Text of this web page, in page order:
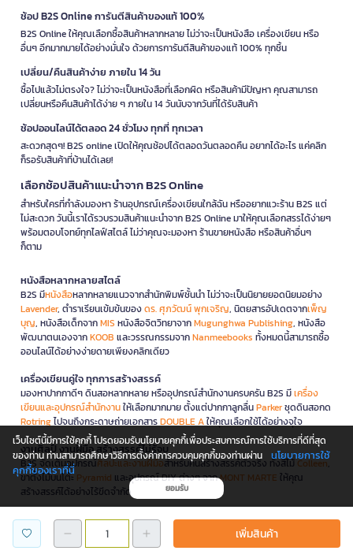
เพิ่มสินค้า
ช้อป B2S Online การันตีสินค้าของแท้ 100%
B2S Online ให้คุณเลือกซื้อสินค้าหลากหลาย ไม่ว่าจะเป็นหนังสือ เครื่องเขียน หรือ
อื่นๆ อีกมากมายได้อย่างมั่นใจ ด้วยการการันตีสินค้าของแท้ 100% ทุกชิ้น
เปลี่ยน/คืนสินค้าง่าย ภายใน 14 วัน
ซื้อไปแล้วไม่ตรงใจ? ไม่ว่าจะเป็นหนังสือที่เลือกผิด หรือสินค้ามีปัญหา คุณสามารถ
เปลี่ยนหรือคืนสินค้าได้ง่าย ๆ ภายใน 14 วันนับจากวันที่ได้รับสินค้า
ช้อปออนไลน์ได้ตลอด 24 ชั่วโมง ทุกที่ ทุกเวลา
สะดวกสุดๆ! B2S online เปิดให้คุณช้อปได้ตลอดวันตลอดคืน อยากได้อะไร แค่คลิก
ก็รอรับสินค้าที่บ้านได้เลย!
เลือกช้อปสินค้าแนะนำจาก B2S Online
สำหรับใครที่กำลังมองหา ร้านอุปกรณ์เครื่องเขียนใกล้ฉัน หรืออยากแวะร้าน B2S แต่
ไม่สะดวก วันนี้เราได้รวบรวมสินค้าแนะนำจาก B2S Online มาให้คุณเลือกสรรได้ง่ายๆ
พร้อมตอบโจทย์ทุกไลฟ์สไตล์ ไม่ว่าคุณจะมองหา ร้านขายหนังสือ หรือสินค้าอื่นๆ
ก็ตาม
หนังสือหลากหลายสไตล์
B2S มีหนังสือหลากหลายแนวจากสำนักพิมพ์ชั้นนำ ไม่ว่าจะเป็นนิยายยอดนิยมอย่าง
Lavender, ตำราเรียนเข้มข้นของดร. ศุภวัฒน์ พุกเจริญ, นิตยสารอัปเดตจากเพ็ญ
บุญ, หนังสือเด็กจากMIS หนังสือจิตวิทยาจากMugunghwa Publishing, หนังสือ
พัฒนาตนเองจากKOOB และวรรณกรรมจากNanmeebooks ทั้งหมดนี้สามารถซื้อ
ออนไลน์ได้อย่างง่ายดายเพียงคลิกเดียว
เครื่องเขียนคู่ใจ ทุกการสร้างสรรค์
มองหาปากกาดีๆ ดินสอหลากหลาย หรืออุปกรณ์สำนักงานครบครัน B2S มีเครื่อง
เขียนและอุปกรณ์สำนักงานให้เลือกมากมาย ตั้งแต่ปากกาลูกลื่นParkerชุดดินสอกด
Rotringไปจนถึงกระดาษถ่ายเอกสารDOUBLE Aให้คุณเลือกใช้ได้อย่างจุใจ
งานศิลป์ งานฝีมือ สร้างสรรค์ไม่รู้จบ
B2S จัดเต็มอุปกรณ์ศิลปะและงานฝีมือสำหรับคนสร้างสรรค์ตัวจริง ทั้งสีไม้Colleen,
ขาตั้งไม้บนโต๊ะ Pyramid และอุปกรณ์ DIY ต่างๆ จากMONT MARTE ให้คุณ
สร้างสรรค์ได้อย่างไร้ขีดจำกัด
ของเล่นและของขวัญ สุดพิเศษทุกเทศกาล
มองหาของเล่นเสริมพัฒนาการ หรือของขวัญสุดพิเศษสำหรับทุกโอกาส B2S เราคัด
สรรของเล่นและของขวัญหลากหลายสไตล์ เหมาะสำหรับทุกเพศทุกวัย สร้างความสุข
เว็บไซต์นี้มีการใช้คุกกี้ โปรดยอมรับนโยบายคุกกี้เพื่อประสบการณ์การใช้บริการที่ดีที่สุด
ของท่าน ท่านสามารถศึกษาวิธีการตั้งค่าการควบคุมคุกกี้ของท่านผ่าน
นโยบายการใช้
คุกกี้ของเราที่นี่
ยอมรับ